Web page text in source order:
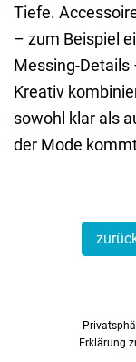
Tiefe.
– zum Beispiel
Messing-Details
Kreativ
sowohl klar als
der Mode
Erklärung